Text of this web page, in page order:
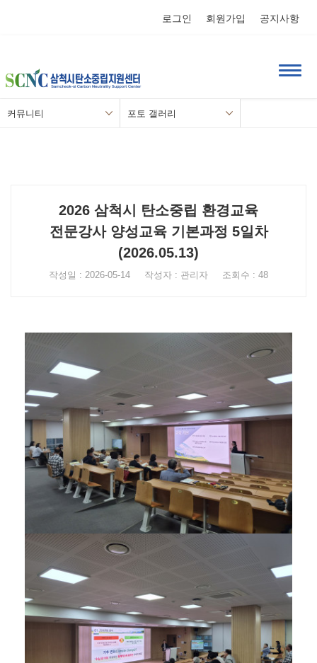
로그인 회원가입 공지사항
커뮤니티 포토 갤러리
2026 삼척시 탄소중립 환경교육
전문강사 양성교육 기본과정 5일차
(2026.05.13)
작성일 : 2026-05-14 작성자 : 관리자 조회수 : 48